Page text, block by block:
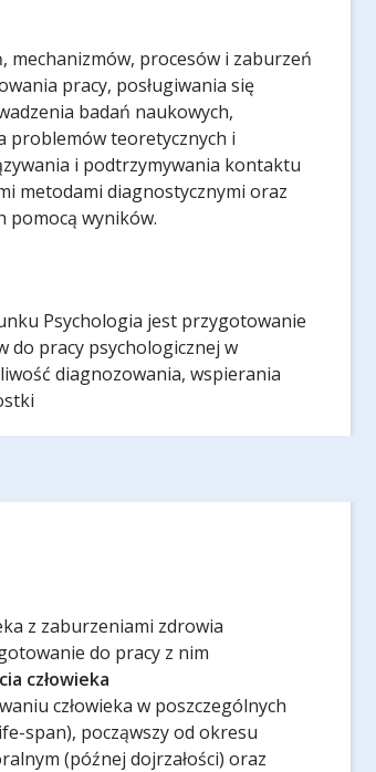
mechanizmów, procesów i zaburzeń
pracy, posługiwania się
badań naukowych,
problemów teoretycznych i
i podtrzymywania kontaktu
metodami diagnostycznymi oraz
pomocą wyników.
Psychologia jest przygotowanie
do pracy psychologicznej w
diagnozowania, wspierania
z zaburzeniami zdrowia
do pracy z nim
człowieka
człowieka w poszczególnych
span), począwszy od okresu
(późnej dojrzałości) oraz